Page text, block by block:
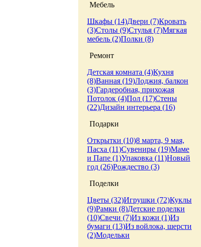
Мебель
Шкафы (14)Двери (7)Кровать
(3)Столы (9)Стулья (7)Мягкая
мебель (2)Полки (8)
Ремонт
Детская комната (4)Кухня
(8)Ванная (19)Лоджия, балкон
(3)Гардеробная, прихожая
Потолок (4)Пол (17)Стены
(22)Дизайн интерьера (16)
Подарки
Открытки (10)8 марта, 9 мая,
Пасха (11)Сувениры (19)Маме
и Папе (1)Упаковка (11)Новый
год (26)Рождество (3)
Поделки
Цветы (32)Игрушки (72)Куклы
(9)Рамки (8)Детские поделки
(10)Свечи (7)Из кожи (1)Из
бумаги (13)Из войлока, шерсти
(2)Модельки